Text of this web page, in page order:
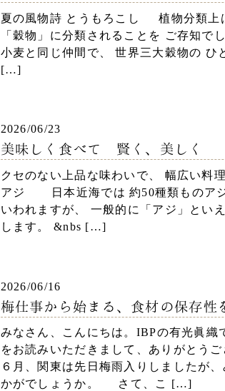
夏の風物詩 とうもろこし 植物分類上
「穀物」に分類されることを ご存知
小麦と同じ仲間で、 世界三大穀物の ひ
[…]
2026/06/23
美味しく食べて 賢く、美しく
クセのない上品な味わいで、 幅広い料
アジ 日本近海では 約50種類ものアジ
いわれますが、 一般的に「アジ」とい
します。 &nbs […]
2026/06/16
梅仕事から始まる、食材の保存性
～台所から「きれい」と環境を守
みなさん、こんにちは。IBPの有光眞織
をお読みいただきまして、ありがとう
６月、関東は先日梅雨入りしましたが
かがでしょうか。 さて、こ […]